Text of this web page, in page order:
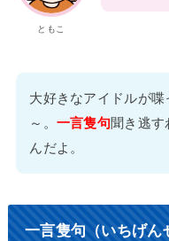
ともこ
大好きなアイドルが喋
～。 一言隻句聞き逃す
んだよ。
一言隻句（いちげん